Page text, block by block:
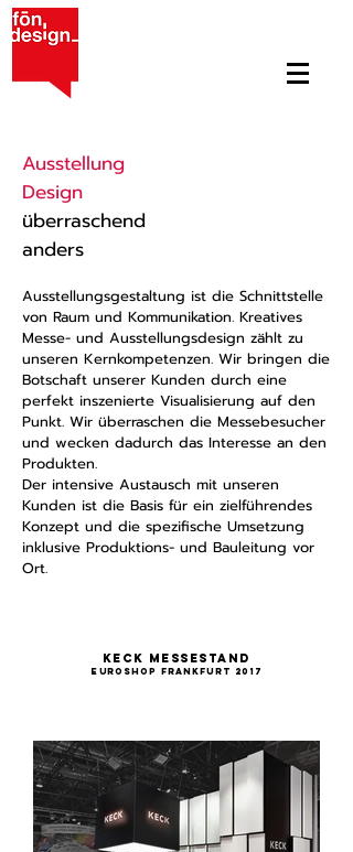
Ausstellung
Design
überraschend
anders
Ausstellungsgestaltung ist die Schnittstelle
von Raum und Kommunikation. Kreatives
Messe- und Ausstellungsdesign zählt zu
unseren Kernkompetenzen. Wir bringen die
Botschaft unserer Kunden durch eine
perfekt inszenierte Visualisierung auf den
Punkt. Wir überraschen die Messebesucher
und wecken dadurch das Interesse an den
Produkten.
Der intensive Austausch mit unseren
Kunden ist die Basis für ein zielführendes
Konzept und die spezifische Umsetzung
inklusive Produktions- und Bauleitung vor
Ort.
KECK Messestand
Euroshop Frankfurt 2017